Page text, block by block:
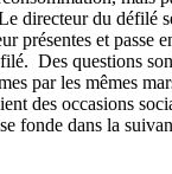
directeur du défilé
présentes et passe
Des questions
par les mêmes
des occasions
fonde dans la